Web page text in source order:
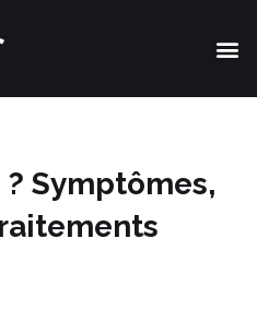
Symptômes,